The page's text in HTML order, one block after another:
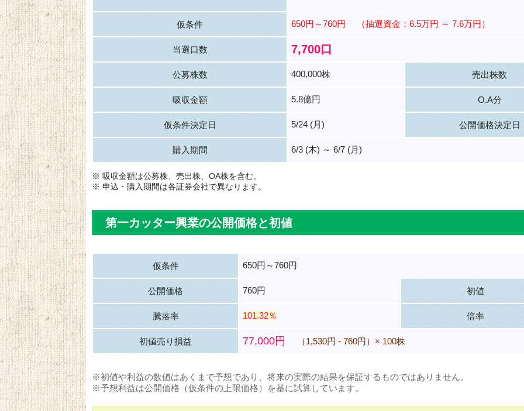
仮条件 650円～760円 （抽選資金：6.5万円 ～ 7.6万円）
当選口数 7,700口
公募株数 400,000株 売出株数
吸収金額 5.8億円 O.A分
仮条件決定日 5/24 (月) 公開価格決定日
購入期間 6/3 (木) ～ 6/7 (月)
※ 吸収金額は公募株、売出株、OA株を含む。
※ 申込・購入期間は各証券会社で異なります。
第一カッター興業の公開価格と初値
仮条件 650円～760円
公開価格 760円 初値
騰落率 101.32％ 倍率
初値売り損益 77,000円 （1,530円 - 760円）× 100株
※初値や利益の数値はあくまで予想であり、将来の実際の結果を保証するものではありません。
※予想利益は公開価格（仮条件の上限価格）を基に試算しています。